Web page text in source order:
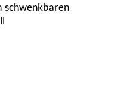
schwenkbaren